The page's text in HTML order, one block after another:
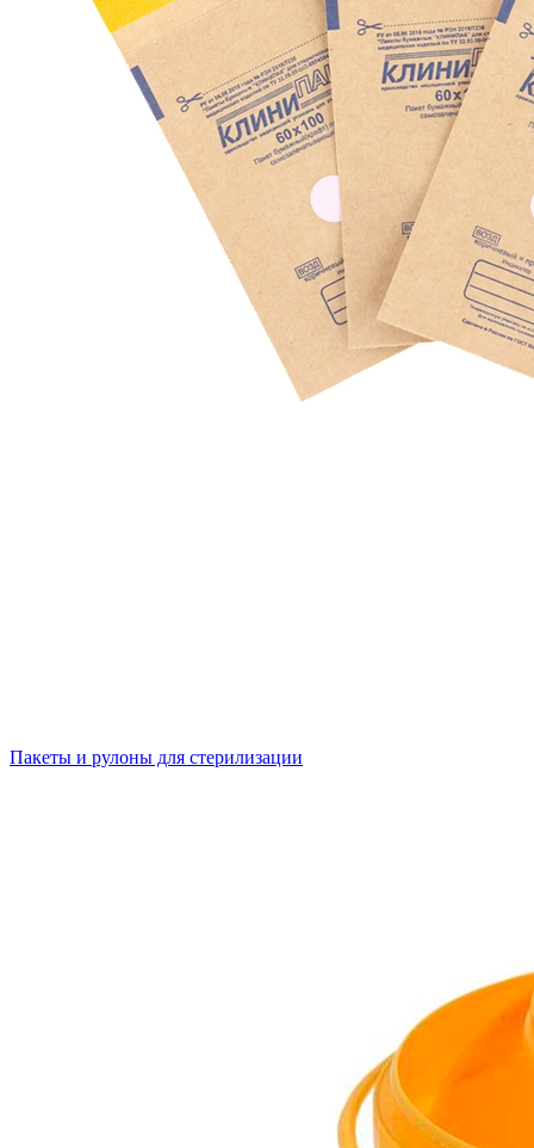
Пакеты и рулоны для стерилизации